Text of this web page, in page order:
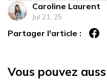
Caroline Laurent
Jul 21, 25
Partager l'article :
Vous pouvez